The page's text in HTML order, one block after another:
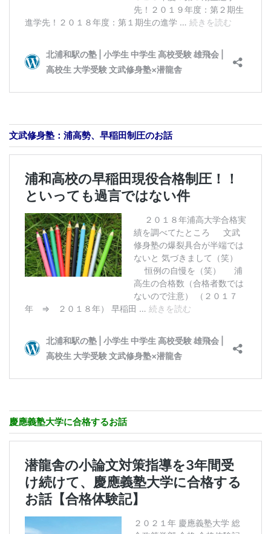
文武修身塾：浦高勢、早稲田制圧のお話
慶應義塾大学に合格するお話